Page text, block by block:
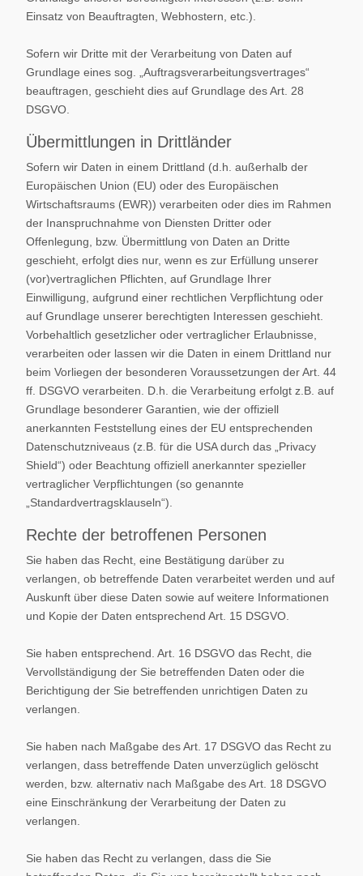
Einsatz von Beauftragten, Webhostern, etc.).
Sofern wir Dritte mit der Verarbeitung von Daten auf
Grundlage eines sog. „Auftragsverarbeitungsvertrages“
beauftragen, geschieht dies auf Grundlage des Art. 28
DSGVO.
Übermittlungen in Drittländer
Sofern wir Daten in einem Drittland (d.h. außerhalb der
Europäischen Union (EU) oder des Europäischen
Wirtschaftsraums (EWR)) verarbeiten oder dies im Rahmen
der Inanspruchnahme von Diensten Dritter oder
Offenlegung, bzw. Übermittlung von Daten an Dritte
geschieht, erfolgt dies nur, wenn es zur Erfüllung unserer
(vor)vertraglichen Pflichten, auf Grundlage Ihrer
Einwilligung, aufgrund einer rechtlichen Verpflichtung oder
auf Grundlage unserer berechtigten Interessen geschieht.
Vorbehaltlich gesetzlicher oder vertraglicher Erlaubnisse,
verarbeiten oder lassen wir die Daten in einem Drittland nur
beim Vorliegen der besonderen Voraussetzungen der Art. 44
ff. DSGVO verarbeiten. D.h. die Verarbeitung erfolgt z.B. auf
Grundlage besonderer Garantien, wie der offiziell
anerkannten Feststellung eines der EU entsprechenden
Datenschutzniveaus (z.B. für die USA durch das „Privacy
Shield“) oder Beachtung offiziell anerkannter spezieller
vertraglicher Verpflichtungen (so genannte
„Standardvertragsklauseln“).
Rechte der betroffenen Personen
Sie haben das Recht, eine Bestätigung darüber zu
verlangen, ob betreffende Daten verarbeitet werden und auf
Auskunft über diese Daten sowie auf weitere Informationen
und Kopie der Daten entsprechend Art. 15 DSGVO.
Sie haben entsprechend. Art. 16 DSGVO das Recht, die
Vervollständigung der Sie betreffenden Daten oder die
Berichtigung der Sie betreffenden unrichtigen Daten zu
verlangen.
Sie haben nach Maßgabe des Art. 17 DSGVO das Recht zu
verlangen, dass betreffende Daten unverzüglich gelöscht
werden, bzw. alternativ nach Maßgabe des Art. 18 DSGVO
eine Einschränkung der Verarbeitung der Daten zu
verlangen.
Sie haben das Recht zu verlangen, dass die Sie